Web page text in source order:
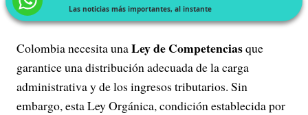
Las noticias más importantes, al instante
Colombia necesita unaLey de Competenciasque
garantice una distribución adecuada de la carga
administrativa y de los ingresos tributarios. Sin
embargo, esta Ley Orgánica, condición establecida por